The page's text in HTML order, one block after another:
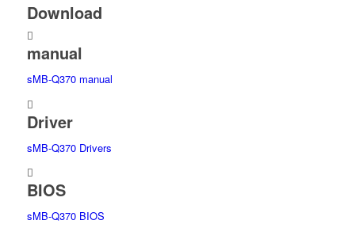
Download
manual
sMB-Q370 manual
Driver
sMB-Q370 Drivers
BIOS
sMB-Q370 BIOS